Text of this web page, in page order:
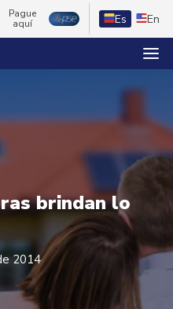
Pague
aquí
Es En
brindan lo
2014